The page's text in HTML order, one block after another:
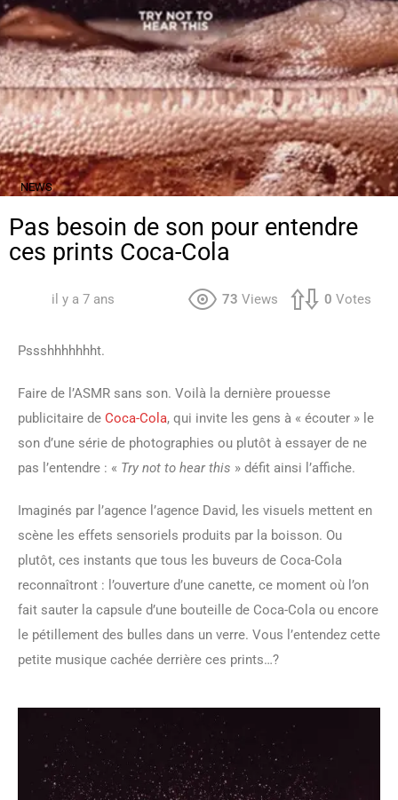
NEWS
Pas besoin de son pour entendre
ces prints Coca-Cola
il y a 7 ans 73 Views 0 Votes
Pssshhhhhhht.
Faire de l’ASMR sans son. Voilà la dernière prouesse
publicitaire de Coca-Cola, qui invite les gens à « écouter » le
son d’une série de photographies ou plutôt à essayer de ne
pas l’entendre : « Try not to hear this » défit ainsi l’affiche.
Imaginés par l’agence l’agence David, les visuels mettent en
scène les effets sensoriels produits par la boisson. Ou
plutôt, ces instants que tous les buveurs de Coca-Cola
reconnaîtront : l’ouverture d’une canette, ce moment où l’on
fait sauter la capsule d’une bouteille de Coca-Cola ou encore
le pétillement des bulles dans un verre. Vous l’entendez cette
petite musique cachée derrière ces prints…?